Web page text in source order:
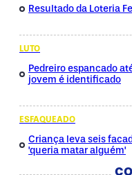
Resultado da Loteria
LUTO
Pedreiro espancado
jovem é identificado
ESFAQUEADO
Criança leva seis
'queria matar alguém'